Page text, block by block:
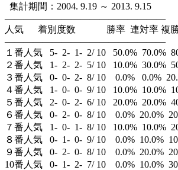
集計期間：2004. 9.19 ～ 2013. 9.15
—————————————————
人気 着別度数 勝率 連対率 複
—————————————————
１番人気 5- 2- 1- 2/ 10 50.0% 70.0%
２番人気 1- 2- 2- 5/ 10 10.0% 30.0%
３番人気 0- 0- 2- 8/ 10 0.0% 0.0%
４番人気 1- 0- 0- 9/ 10 10.0% 10.0%
５番人気 2- 0- 2- 6/ 10 20.0% 20.0%
６番人気 0- 2- 0- 8/ 10 0.0% 20.0%
７番人気 1- 0- 1- 8/ 10 10.0% 10.0%
８番人気 0- 1- 0- 9/ 10 0.0% 10.0%
９番人気 0- 2- 0- 8/ 10 0.0% 20.0%
10番人気 0- 1- 2- 7/ 10 0.0% 10.0%